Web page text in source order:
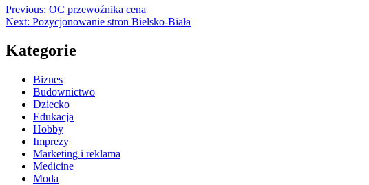
Previous: OC przewoźnika cena
Next: Pozycjonowanie stron Bielsko-Biała
Kategorie
Biznes
Budownictwo
Dziecko
Edukacja
Hobby
Imprezy
Marketing i reklama
Medicine
Moda